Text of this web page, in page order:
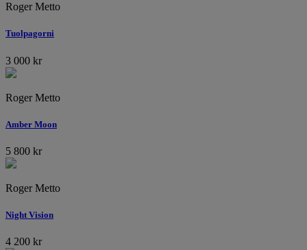
Roger Metto
Tuolpagorni
3 000 kr
Roger Metto
Amber Moon
5 800 kr
Roger Metto
Night Vision
4 200 kr